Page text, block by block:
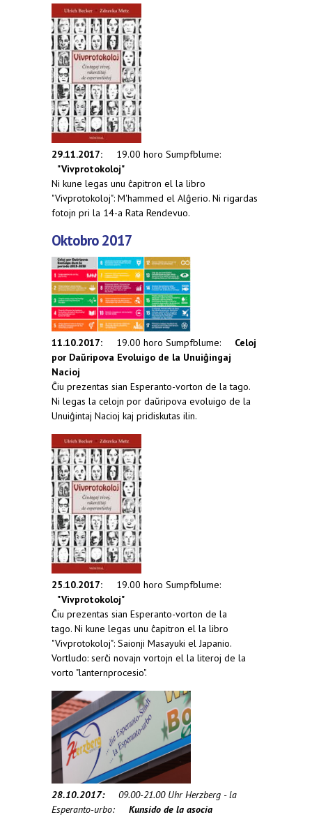
29.11.2017: 19.00 horo Sumpfblume:
"Vivprotokoloj"
Ni kune legas unu ĉapitron el la libro
"Vivprotokoloj": M'hammed el Alĝerio. Ni rigardas
fotojn pri la 14-a Rata Rendevuo.
Oktobro 2017
11.10.2017: 19.00 horo Sumpfblume:
Celoj
por Daŭripova Evoluigo de la Unuiĝingaj
Nacioj
Ĉiu prezentas sian Esperanto-vorton de la tago.
Ni legas la celojn por daŭripova evoluigo de la
Unuiĝintaj Nacioj kaj pridiskutas ilin.
25.10.2017: 19.00 horo Sumpfblume:
"Vivprotokoloj"
Ĉiu prezentas sian Esperanto-vorton de la
tago. Ni kune legas unu ĉapitron el la libro
"Vivprotokoloj": Saionji Masayuki el Japanio.
Vortludo: serĉi novajn vortojn el la literoj de la
vorto "lanternprocesio".
28.10.2017:09.00-21.00 Uhr Herzberg - la
Esperanto-urbo:
Kunsido de la asocia